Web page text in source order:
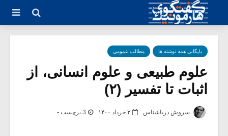
بایگانی همه نوشته ها مطالب عمومی
علوم طبیعی و علوم انسانی، از
اثبات تا تفسیر (۲)
سروش دریاشناس ۲ خرداد ۱۴۰۰ 3 برچسب -